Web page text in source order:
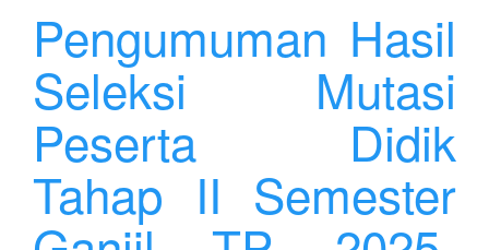
Pengumuman Hasil
Seleksi Mutasi
Peserta Didik
Tahap II Semester